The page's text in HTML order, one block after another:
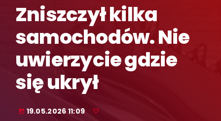
Zniszczył kilka
samochodów. Nie
uwierzycie gdzie
się ukrył
today 19.05.2026 11:09